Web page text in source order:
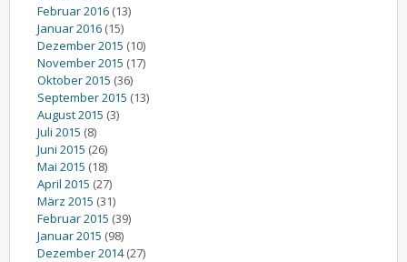
Februar 2016 (13)
Januar 2016 (15)
Dezember 2015 (10)
November 2015 (17)
Oktober 2015 (36)
September 2015 (13)
August 2015 (3)
Juli 2015 (8)
Juni 2015 (26)
Mai 2015 (18)
April 2015 (27)
März 2015 (31)
Februar 2015 (39)
Januar 2015 (98)
Dezember 2014(27)